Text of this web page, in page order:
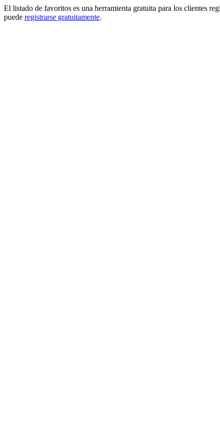
El listado de favoritos es una herramienta gratuita para los clientes
puede registrarse gratuitamente.